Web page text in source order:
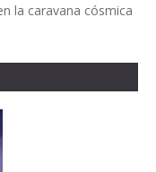
la caravana cósmica